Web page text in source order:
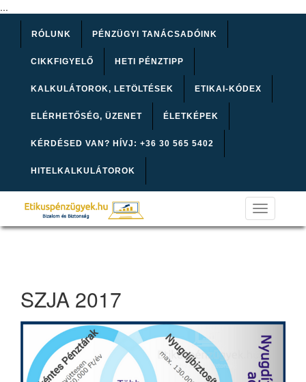
...
RÓLUNK PÉNZÜGYI TANÁCSADÓINK
CIKKFIGYELŐ HETI PÉNZTIPP
KALKULÁTOROK, LETÖLTÉSEK ETIKAI-KÓDEX
ELÉRHETŐSÉG, ÜZENET ÉLETKÉPEK
KÉRDÉSED VAN? HÍVJ: +36 30 565 5402
HITELKALKULÁTOROK
Toggle
navigation
SZJA 2017